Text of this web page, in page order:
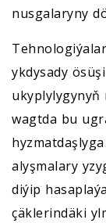
nusgalaryny
ykdysady
wagtda bu
alyşmalary
diýip
çäklerindäki